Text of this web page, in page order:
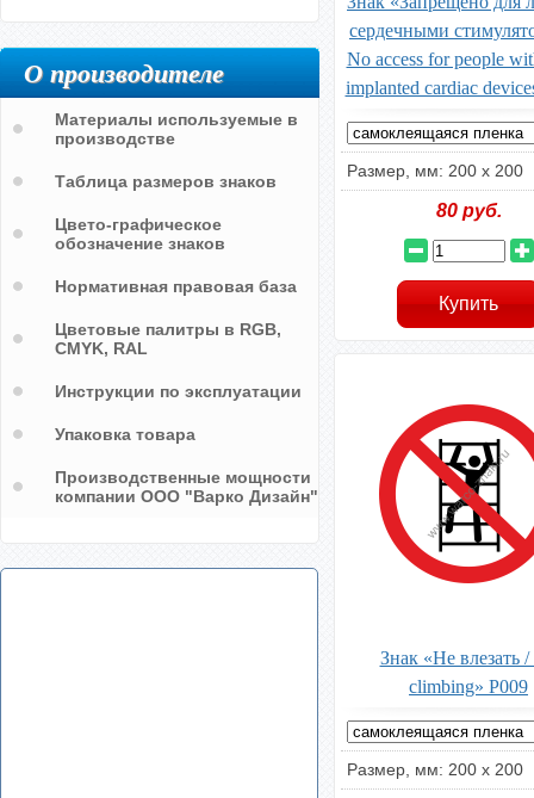
сердечными
No access for people
implanted cardiac
Размер, мм: 200 х 200
80руб.
Знак «Не влезать
climbing» P009
Размер, мм: 200 х 200
О производителе
Материалы используемые в
производстве
Таблица размеров знаков
Цвето-графическое
обозначение знаков
Нормативная правовая база
Цветовые палитры в RGB,
CMYK, RAL
Инструкции по эксплуатации
Упаковка товара
Производственные мощности
компании ООО "Варко Дизайн"